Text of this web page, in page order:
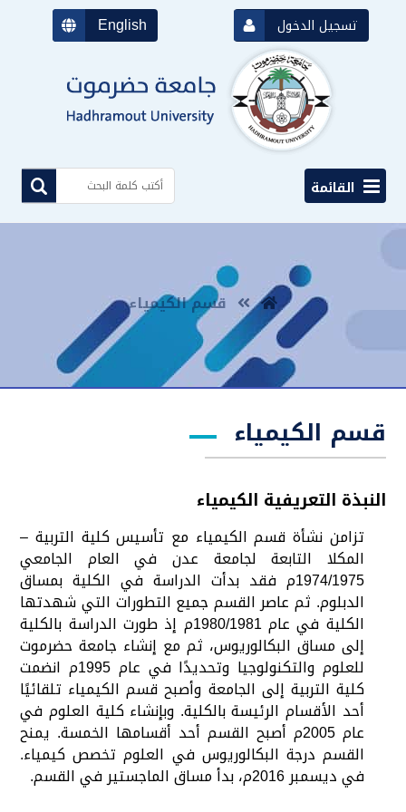
English تسجيل الدخول
القائمة
قسم الكيمياء
قسم الكيمياء
النبذة التعريفية الكيمياء
تزامن نشأة قسم الكيمياء مع تأسيس كلية التربية –
المكلا التابعة لجامعة عدن في العام الجامعي
1974/1975م فقد بدأت الدراسة في الكلية بمساق
الدبلوم. ثم عاصر القسم جميع التطورات التي شهدتها
الكلية في عام 1980/1981م إذ طورت الدراسة بالكلية
إلى مساق البكالوريوس، ثم مع إنشاء جامعة حضرموت
للعلوم والتكنولوجيا وتحديدًا في عام 1995م انضمت
كلية التربية إلى الجامعة وأصبح قسم الكيمياء تلقائيًا
أحد الأقسام الرئيسة بالكلية. وبإنشاء كلية العلوم في
عام 2005م أصبح القسم أحد أقسامها الخمسة. يمنح
القسم درجة البكالوريوس في العلوم تخصص كيمياء.
في ديسمبر 2016م، بدأ مساق الماجستير في القسم.